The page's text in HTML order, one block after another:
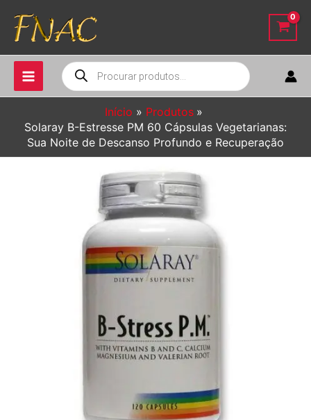
para
conteúdo
Pesquisar
produtos
Início
Produtos
Solaray B-Estresse PM 60 Cápsulas Vegetarianas:
Sua Noite de Descanso Profundo e Recuperação